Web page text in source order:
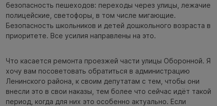
безопасность пешеходов: переходы через улицы, лежачие
полицейские, светофоры, в том числе мигающие.
Безопасность школьников и детей дошкольного возраста в
приоритете. Все усилия направлены на это.
Что касается ремонта проезжей части улицы Оборонной. Я
хочу вам посоветовать обратиться в администрацию
Ленинского района, к своим депутатам с тем, чтобы они
внесли это в свои наказы, тем более что сейчас идёт такой
период, когда для них это особенно актуально. Если